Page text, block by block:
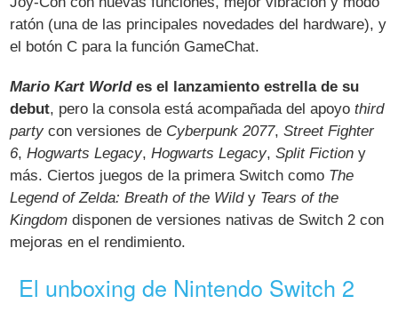
ratón (una de las principales novedades del hardware), y
el botón C para la función GameChat.
Mario Kart Worldes el lanzamiento estrella de su
debut, pero la consola está acompañada del apoyothird
party con versiones de Cyberpunk 2077,Street Fighter
6,Hogwarts Legacy,Hogwarts Legacy,Split Fiction y
más. Ciertos juegos de la primera Switch como The
Legend of Zelda: Breath of the Wildy Tears of the
Kingdom disponen de versiones nativas de Switch 2 con
mejoras en el rendimiento.
El unboxing de Nintendo Switch 2